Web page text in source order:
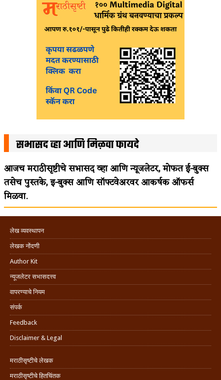
सभासद व्हा आणि मिळवा फायदे
आजच मराठीसृष्टीचे सभासद व्हा आणि न्यूजलेटर, मोफत ई-बुक्स
तसेच पुस्तके, इ-बुक्स आणि सॉफ्टवेअरवर आकर्षक ऑफर्स
मिळवा.
लेख व्यवस्थापन
लेखक नोंदणी
Author Kit
न्यूजलेटर सभासदत्त्व
वापरण्याचे नियम
संपर्क
Feedback
Disclaimer & Legal
मराठीसृष्टीचे लेखक
मराठीसृष्टीचे हितचिंतक